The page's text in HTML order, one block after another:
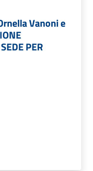
Vanoni e
PER